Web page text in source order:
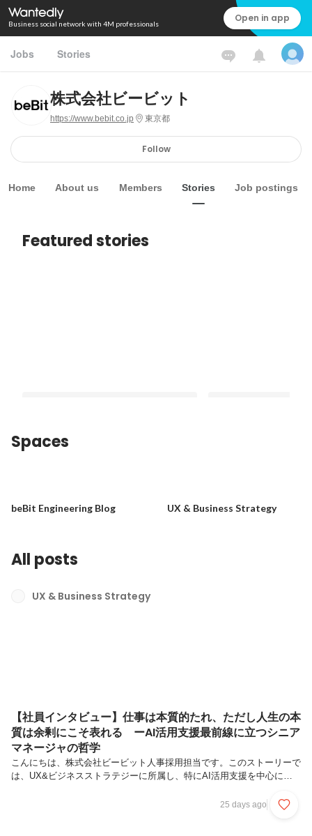
Business social network with 4M professionals Open in app
Jobs Stories
株式会社ビービット
https://www.bebit.co.jp 東京都
Follow
Home About us Members Stories Job postings
Featured stories
ステム開発会社からUXコンサルへの転
Pinned
していくか。UX ＆ビ
Pinned
All posts
UX & Business Strategy
【社員インタビュー】仕事は本質的たれ、ただし人生の本
質は余剰にこそ表れる ーAI活用支援最前線に立つシニア
マネージャの哲学
こんにちは、株式会社ビービット人事採用担当です。このストーリーで
は、UX&ビジネスストラテジーに所属し、特にAI活用支援を中心に活
します。AIの華やかな最先端を走る仕事をしているように見える淺野さ
25 days ago
Spaces
beBit Engineering Blog UX & Business Strategy